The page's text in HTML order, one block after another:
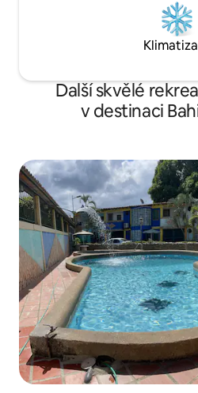
Další skvělé
v destinaci